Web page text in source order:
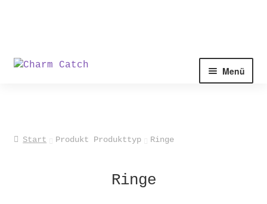
Zur
Zum
Menü
Start Produkt Produkttyp Ringe
Ringe